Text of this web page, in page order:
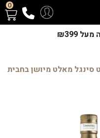
0
₪399
סינגל מאלט מיושן בחבית